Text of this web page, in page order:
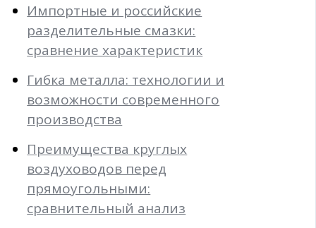
Импортные и российские
разделительные смазки:
сравнение характеристик
Гибка металла: технологии и
возможности современного
производства
Преимущества круглых
воздуховодов перед
прямоугольными:
сравнительный анализ